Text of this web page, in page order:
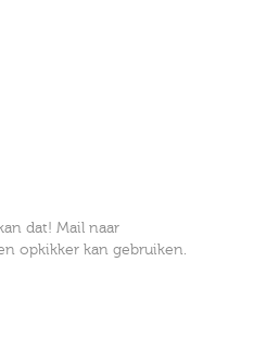
dat! Mail naar
opkikker kan gebruiken.